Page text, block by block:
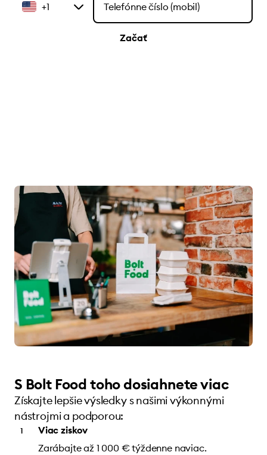
+1
Začať
S Bolt Food toho dosiahnete viac
Získajte lepšie výsledky s našimi výkonnými
nástrojmi a podporou:
Viac ziskov
Zarábajte až 1 000 € týždenne naviac.